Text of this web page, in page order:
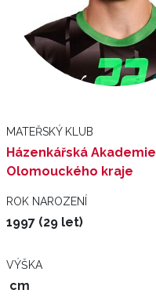
MATEŘSKÝ KLUB
Házenkářská Akademie
Olomouckého kraje
ROK NAROZENÍ
1997 (29 let)
VÝŠKA
cm